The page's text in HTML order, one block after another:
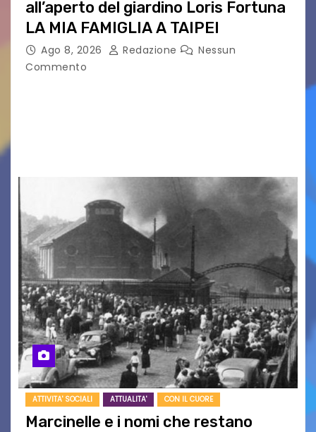
all’aperto del giardino Loris Fortuna
LA MIA FAMIGLIA A TAIPEI
Ago 8, 2026 Redazione
Nessun
Commento
ATTIVITA' SOCIALI ATTUALITA' CON IL CUORE
Marcinelle e i nomi che restano